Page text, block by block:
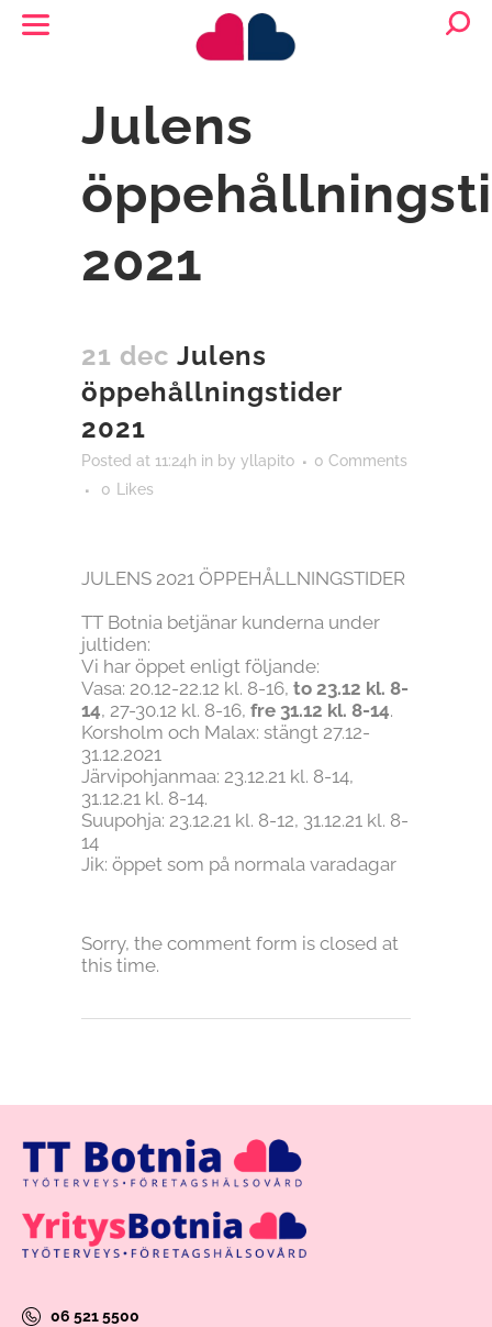
Julens
2021
21 dec Julens
öppehållningstider
2021
Posted at 11:24h in by yllapito
0 Comments
0 Likes
JULENS 2021 ÖPPEHÅLLNINGSTIDER
TT Botnia betjänar kunderna under
jultiden:
Vi har öppet enligt följande:
Vasa: 20.12-22.12 kl. 8-16, to 23.12 kl. 8-
14, 27-30.12 kl. 8-16, fre 31.12 kl. 8-14.
Korsholm och Malax: stängt 27.12-
31.12.2021
Järvipohjanmaa: 23.12.21 kl. 8-14,
31.12.21 kl. 8-14.
Suupohja: 23.12.21 kl. 8-12, 31.12.21 kl. 8-
14
Jik: öppet som på normala varadagar
Sorry, the comment form is closed at
this time.
06 521 5500